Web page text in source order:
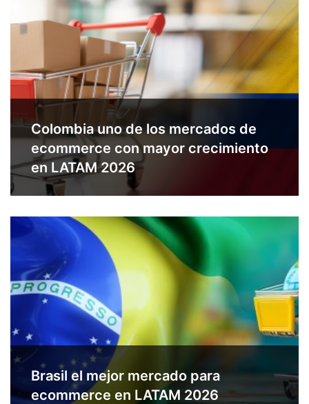
Colombia uno de los mercados de
ecommerce con mayor crecimiento
en LATAM 2026
Brasil el mejor mercado para
ecommerce en LATAM 2026